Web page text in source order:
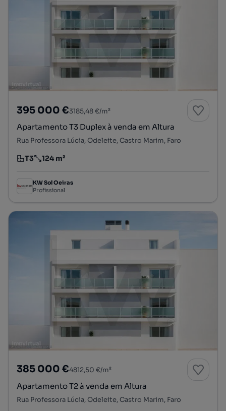
395 000 €3185,48 €/m²
Apartamento T3 Duplex à venda em Altura
Rua Professora Lúcia, Odeleite, Castro Marim, Faro
Tipologia
T3
Preço por metro quadrado
124 m²
KW Sol Oeiras
Profissional
385 000 €4812,50 €/m²
Apartamento T2 à venda em Altura
Rua Professora Lúcia, Odeleite, Castro Marim, Faro